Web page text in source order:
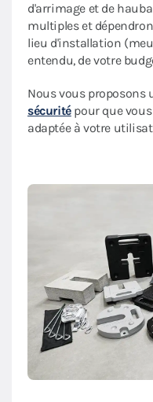
d'arrimage et de
multiples et
lieu d'installation
entendu, de votre
Nous vous proposons
sécuritépour que
adaptée à votre